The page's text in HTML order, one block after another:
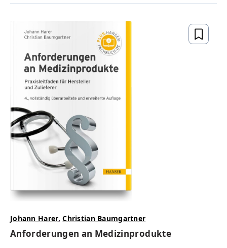
Johann Harer,Christian Baumgartner
Anforderungen an Medizinprodukte